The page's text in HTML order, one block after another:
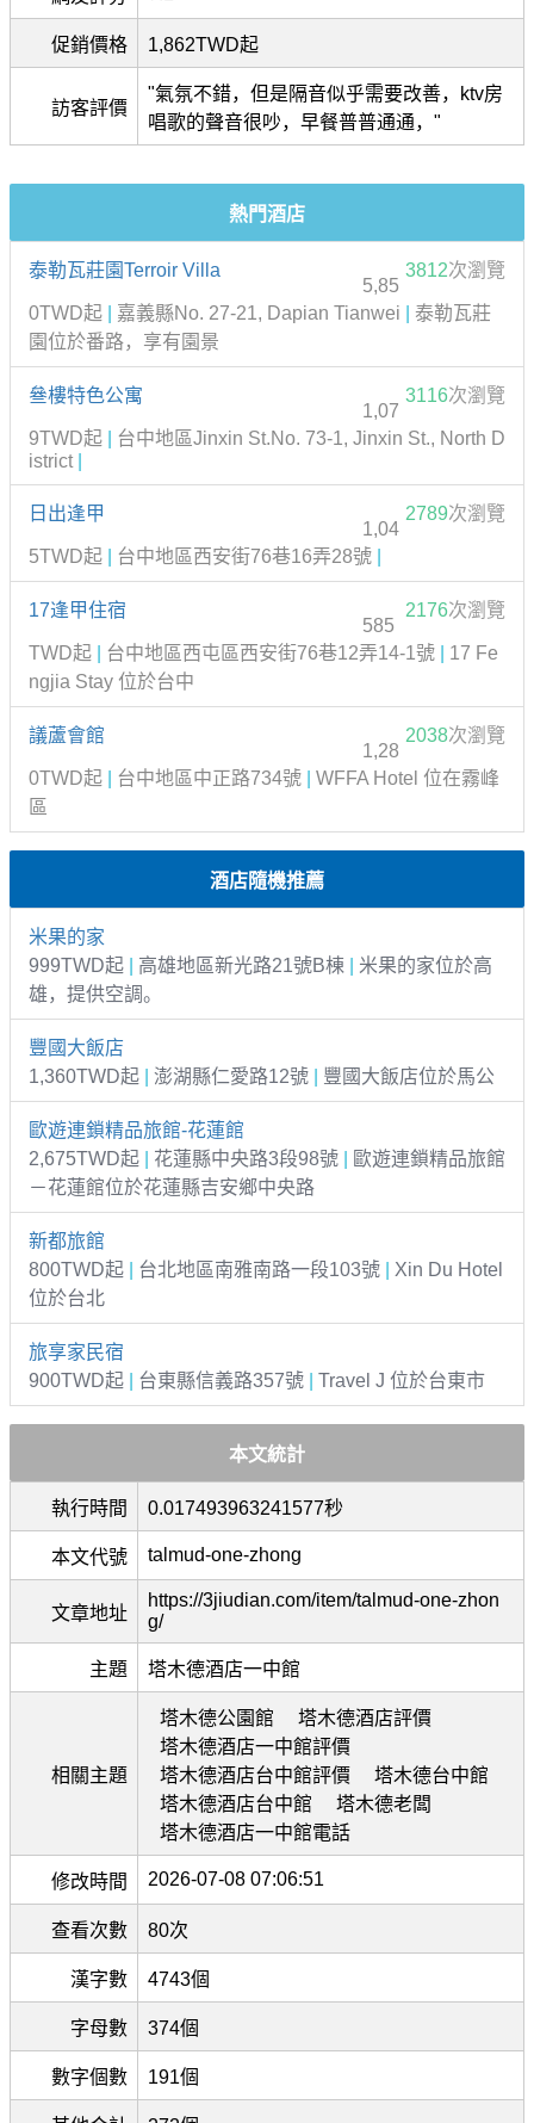
促銷價格 1,862TWD起
訪客評價
"氣氛不錯，但是隔音似乎需要改善，ktv房
唱歌的聲音很吵，早餐普普通通，"
熱門酒店
泰勒瓦莊園Terroir Villa 3812次瀏覽
5,85
0TWD起
嘉義縣No. 27-21, Dapian Tianwei
泰勒瓦莊
園位於番路，享有園景
叄樓特色公寓 3116次瀏覽
1,07
9TWD起
台中地區Jinxin St.No. 73-1, Jinxin St., North D
istrict
日出逢甲 2789次瀏覽
1,04
5TWD起
台中地區西安街76巷16弄28號
17逢甲住宿 2176次瀏覽
585
TWD起
台中地區西屯區西安街76巷12弄14-1號
17 Fe
ngjia Stay 位於台中
議蘆會館 2038次瀏覽
1,28
0TWD起
台中地區中正路734號
WFFA Hotel 位在霧峰
區
酒店隨機推薦
米果的家
999TWD起
高雄地區新光路21號B棟
米果的家位於高
雄，提供空調。
豐國大飯店
1,360TWD起
澎湖縣仁愛路12號 豐國大飯店位於馬公
歐遊連鎖精品旅館-花蓮館
2,675TWD起
花蓮縣中央路3段98號
歐遊連鎖精品旅館
－花蓮館位於花蓮縣吉安鄉中央路
新都旅館
800TWD起
台北地區南雅南路一段103號
Xin Du Hotel
位於台北
旅享家民宿
900TWD起
台東縣信義路357號 Travel J 位於台東市
本文統計
執行時間 0.017493963241577秒
本文代號 talmud-one-zhong
文章地址
https://3jiudian.com/item/talmud-one-zhon
g/
主題 塔木德酒店一中館
相關主題
塔木德公園館
塔木德酒店評價
塔木德酒店一中館評價
塔木德酒店台中館評價
塔木德台中館
塔木德酒店台中館
塔木德老闆
塔木德酒店一中館電話
修改時間 2026-07-08 07:06:51
查看次數 80次
漢字數 4743個
字母數 374個
數字個數 191個